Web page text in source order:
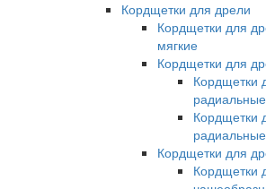
Кордщетки для дрели
Кордщетки для
мягкие
Кордщетки для
Кордщетки
Кордщетки
Кордщетки для
Кордщетки